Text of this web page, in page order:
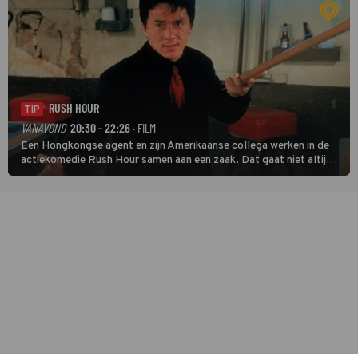
TIP
RUSH HOUR
VANAVOND 20:30 - 22:26 · FILM
Een Hongkongse agent en zijn Amerikaanse collega werken in de
actiekomedie Rush Hour samen aan een zaak. Dat gaat niet altijd
van een leien dakje.